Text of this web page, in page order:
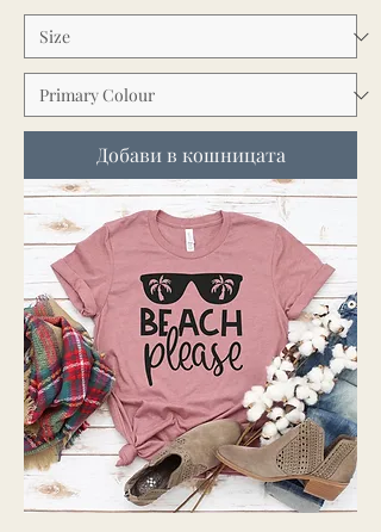
Добави в кошницата